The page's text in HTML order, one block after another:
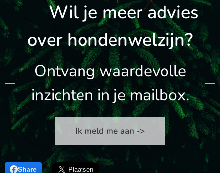
👉 Wil je meer advies
over hondenwelzijn?
Ontvang waardevolle
inzichten in je mailbox.
Ik meld me aan ->
Share